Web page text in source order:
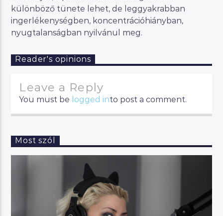
különböző tünete lehet, de leggyakrabban
ingerlékenységben, koncentrációhiányban,
nyugtalanságban nyilvánul meg.
Reader's opinions
Leave a Reply
You must be logged into post a comment.
Most szól